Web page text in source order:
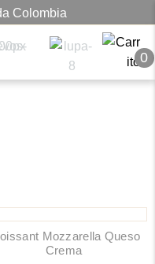
Colombia
0
Mozzarella Queso
Crema